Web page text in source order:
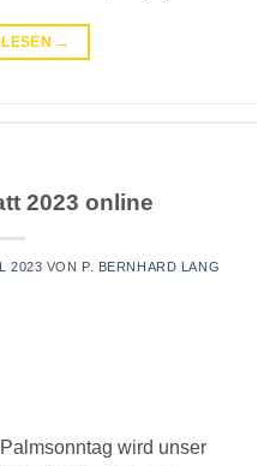
→
2023 online
2023 VON P. BERNHARD LANG
wird unser